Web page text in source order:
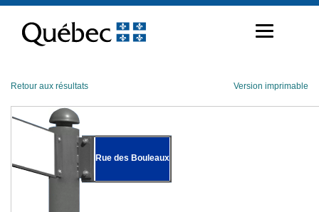
contenu
Retour aux résultats Version imprimable
Rue des Bouleaux